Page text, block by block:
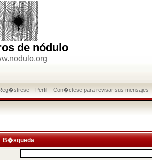
de nódulo
Perfil Con�ctese para revisar sus mensajes
B�squeda